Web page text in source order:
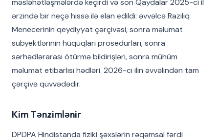
məsləhətləşmələrdə keçirdi və son Qaydalar 2025-ci il
ərzində bir neçə hissə ilə elan edildi: əvvəlcə Razılıq
Menecerinin qeydiyyat çərçivəsi, sonra məlumat
subyektlərinin hüquqları prosedurları, sonra
sərhədlərarası ötürmə bildirişləri, sonra mühüm
məlumat etibarlısı hədləri. 2026-cı ilin əvvəlindən tam
çərçivə qüvvədədir.
Kim Tənzimlənir
DPDPA Hindistanda fiziki şəxslərin rəqəmsal fərdi